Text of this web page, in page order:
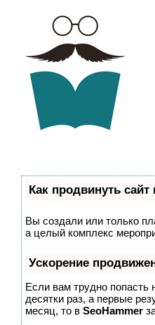
Как продвинуть
Вы создали или только
а целый комплекс
Ускорение
Если вам трудно попасть
десятки раз, а первые
месяц, то в SeoHammer